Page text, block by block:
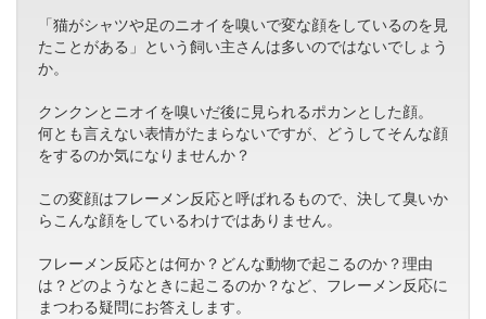
「猫がシャツや足のニオイを嗅いで変な顔をしているのを見
たことがある」という飼い主さんは多いのではないでしょう
か。
クンクンとニオイを嗅いだ後に見られるポカンとした顔。
何とも言えない表情がたまらないですが、どうしてそんな顔
をするのか気になりませんか？
この変顔はフレーメン反応と呼ばれるもので、決して臭いか
らこんな顔をしているわけではありません。
フレーメン反応とは何か？どんな動物で起こるのか？理由
は？どのようなときに起こるのか？など、フレーメン反応に
まつわる疑問にお答えします。